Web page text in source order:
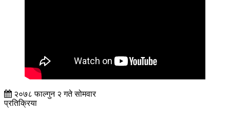
२०७८ फाल्गुन २ गते सोमवार
प्रतिक्रिया